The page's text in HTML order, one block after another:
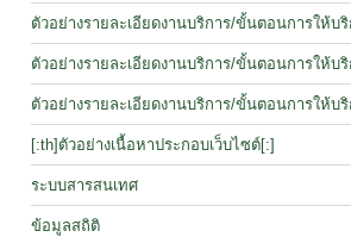
ตัวอย่างรายละเอียดงานบริการ/ขั้นตอนการให้บ
ตัวอย่างรายละเอียดงานบริการ/ขั้นตอนการให้บ
ตัวอย่างรายละเอียดงานบริการ/ขั้นตอนการให้บ
[:th]ตัวอย่างเนื้อหาประกอบเว็บไซต์[:]
ระบบสารสนเทศ
ข้อมูลสถิติ